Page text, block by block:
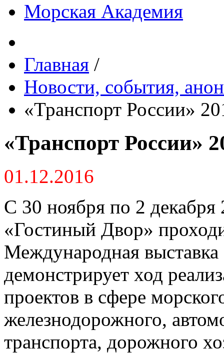
Морская Академия
Главная /
Новости, события,
«Транспорт России»
«Транспорт России»
01.12.2016
С 30 ноября по 2 декабря
«Гостиный Двор»
Международная выставка
демонстрирует ход
проектов в сфере
железнодорожного,
транспорта, дорожного